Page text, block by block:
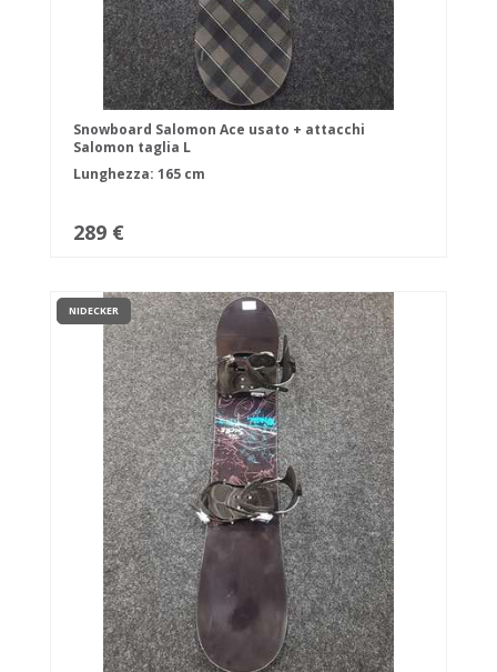
Snowboard Salomon Ace usato + attacchi
Salomon taglia L
Lunghezza: 165 cm
289 €
NIDECKER